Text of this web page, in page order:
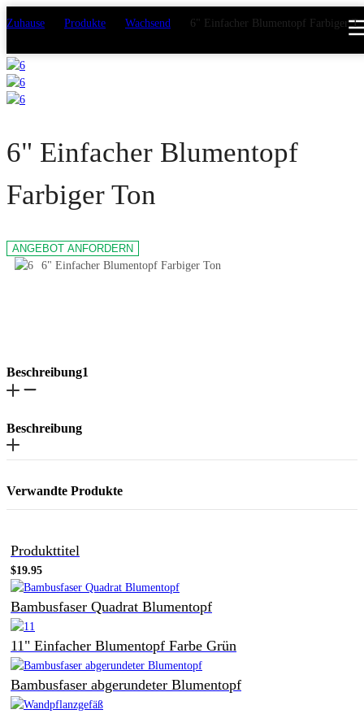
Zuhause Produkte Wachsend 6" Einfacher Blumentopf Farbiger
6" Einfacher Blumentopf
Farbiger Ton
ANGEBOT ANFORDERN
6" Einfacher Blumentopf Farbiger Ton
Beschreibung1
Beschreibung
Verwandte Produkte
Produkttitel
$19.95
Bambusfaser Quadrat Blumentopf
11" Einfacher Blumentopf Farbe Grün
Bambusfaser abgerundeter Blumentopf